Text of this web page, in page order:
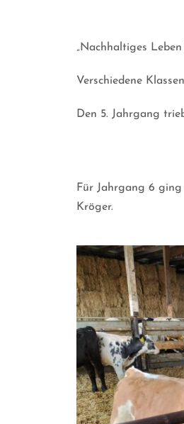
„Nachhaltiges
Verschiedene
Den 5. Jahrgang
Für Jahrgang 6
Kröger.